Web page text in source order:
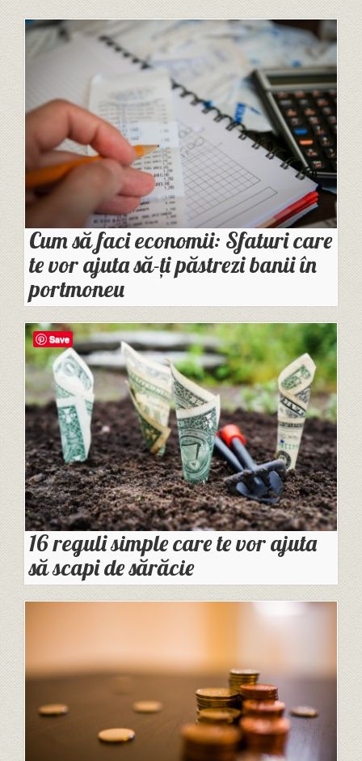
Cum să faci economii: Sfaturi care
te vor ajuta să-ți păstrezi banii în
portmoneu
16 reguli simple care te vor ajuta
să scapi de sărăcie
Save